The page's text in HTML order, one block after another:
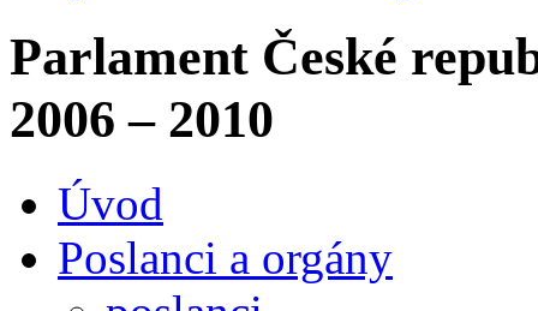
Parlament České
2006 – 2010
Úvod
Poslanci a orgány